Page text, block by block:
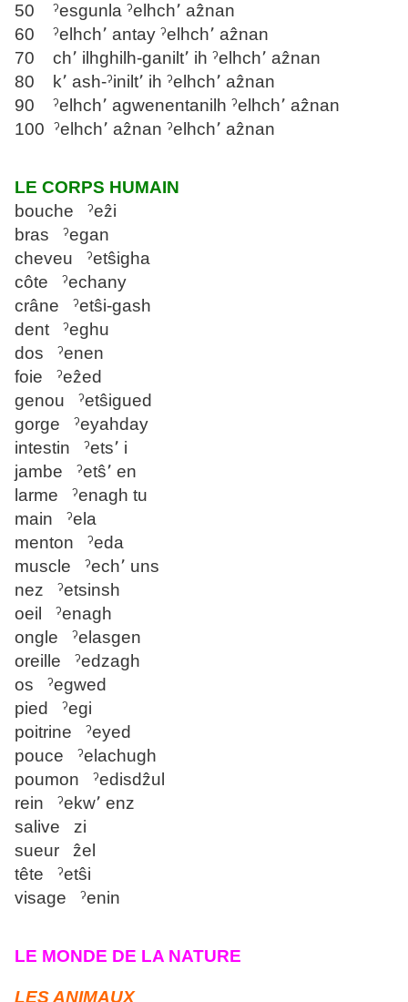
50 ˀesgunla ˀelhch՚ aẑnan
60 ˀelhch՚ antay ˀelhch՚ aẑnan
70 ch՚ ilhghilh-ganilt՚ ih ˀelhch՚ aẑnan
80 k՚ ash-ˀinilt՚ ih ˀelhch՚ aẑnan
90 ˀelhch՚ agwenentanilh ˀelhch՚ aẑnan
100 ˀelhch՚ aẑnan ˀelhch՚ aẑnan
LE CORPS HUMAIN
bouche ˀeẑi
bras ˀegan
cheveu ˀetŝigha
côte ˀechany
crâne ˀetŝi-gash
dent ˀeghu
dos ˀenen
foie ˀeẑed
genou ˀetŝigued
gorge ˀeyahday
intestin ˀets՚ i
jambe ˀetŝ՚ en
larme ˀenagh tu
main ˀela
menton ˀeda
muscle ˀech՚ uns
nez ˀetsinsh
oeil ˀenagh
ongle ˀelasgen
oreille ˀedzagh
os ˀegwed
pied ˀegi
poitrine ˀeyed
pouce ˀelachugh
poumon ˀedisdẑul
rein ˀekw՚ enz
salive zi
sueur ẑel
tête ˀetŝi
visage ˀenin
LE MONDE DE LA NATURE
LES ANIMAUX